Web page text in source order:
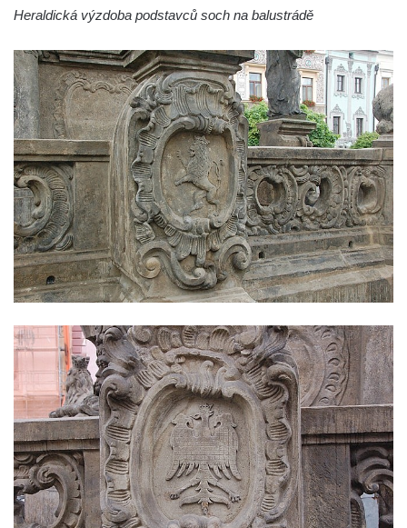
Sloup se sochou Bolestného Krista (Ecce
Sloup Panny Marie Bolestné v Chodové
Plané
Sloup Panny Marie s Ježíškem v Údlicích
Sloup Nejsvětější Trojice v Údlicích
Sloup se sochou svatého Josefa s
Ježíškem v Údlicích
Sloup Panny Marie v Chodově
Sloup Panny Marie v Hořicích
Sloup Nejsvětější Trojice ve Vejprtech
Sloup Nejsvětější Trojice v Teplé
Sloup Panny Marie v Bečově nad Teplou
Sloup se sochou svatého Petra v Mnichově
Sloup Panny Marie v Práchni
Sloup svatého kříže v Třebušíně
Sloup Nejsvětější Trojice v Litvínově
Sloup svatého Antonína Paduánského v
Ústí nad Labem
Sloup svatého Jana Nepomuckého v
Heraldická výzdoba podstavců soch na balustrádě